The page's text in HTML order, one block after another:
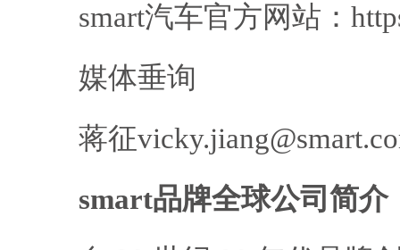
smart汽车官方网站：
媒体垂询
蒋征
smart品牌全球公司简介